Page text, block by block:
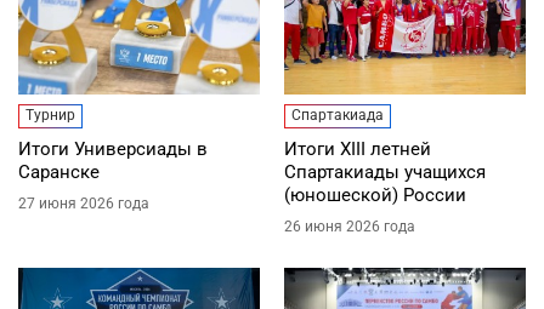
Турнир
Итоги Универсиады в
Саранске
27 июня 2026 года
Спартакиада
Итоги XIII летней
Спартакиады учащихся
(юношеской) России
26 июня 2026 года